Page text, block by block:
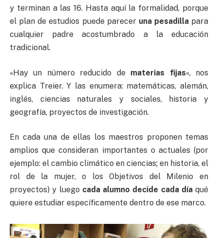
y terminan a las 16. Hasta aquí la formalidad, porque
el plan de estudios puede parecer una pesadilla para
cualquier padre acostumbrado a la educación
tradicional.
«Hay un número reducido de materias fijas«, nos
explica Treier. Y las enumera: matemáticas, alemán,
inglés, ciencias naturales y sociales, historia y
geografía, proyectos de investigación.
En cada una de ellas los maestros proponen temas
amplios que consideran importantes o actuales (por
ejemplo: el cambio climático en ciencias; en historia, el
rol de la mujer, o los Objetivos del Milenio en
proyectos) y luego cada alumno decide cada díaqué
quiere estudiar específicamente dentro de ese marco.